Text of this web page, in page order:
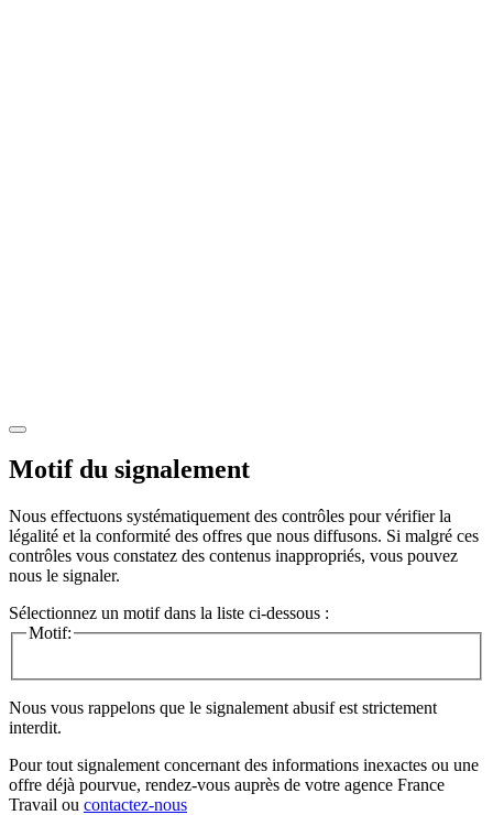
Motif du signalement
Nous effectuons systématiquement des contrôles pour vérifier la
légalité et la conformité des offres que nous diffusons. Si malgré ces
contrôles vous constatez des contenus inappropriés, vous pouvez
nous le signaler.
Sélectionnez un motif dans la liste ci-dessous :
Motif:
Nous vous rappelons que le signalement abusif est strictement
interdit.
Pour tout signalement concernant des informations inexactes ou une
offre déjà pourvue, rendez-vous auprès de votre agence France
Travail ou contactez-nous